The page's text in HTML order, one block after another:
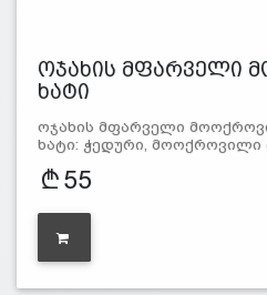
ოჯახის მფარველი
ხატი
ოჯახის მფარველი
ხატი: ჭედური,
55